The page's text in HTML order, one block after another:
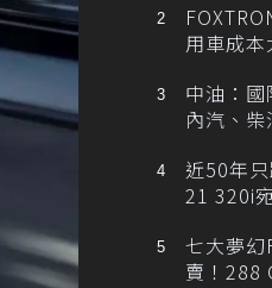
用車成
中油：
內汽、
近50年
21 320i
七大夢
賣！288